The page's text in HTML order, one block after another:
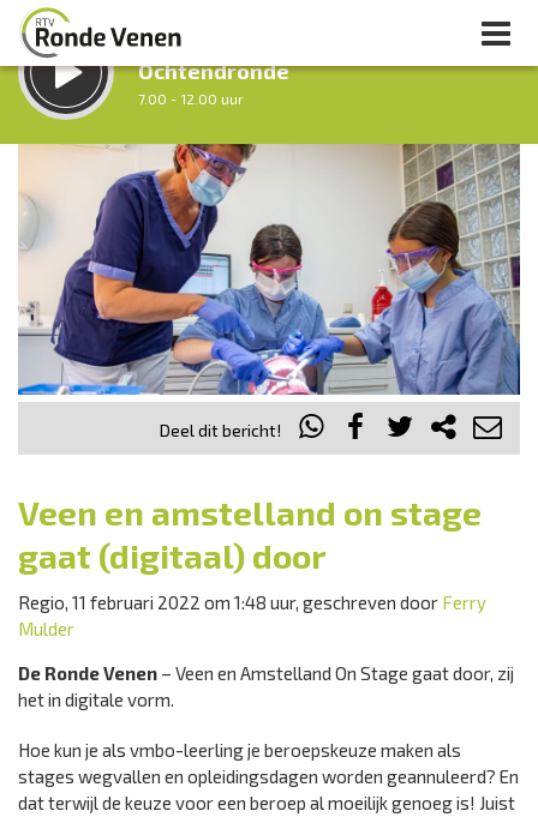
LUISTER LIVE:
Ochtendronde
7.00 - 12.00 uur
STRAKS:
Tussen Twaalf en Twee
12.00 - 14.00 uur
uur 1 van 0 Volgend uur
Inklappen
Deel dit bericht!
Veen en amstelland on stage
gaat (digitaal) door
Regio, 11 februari 2022 om 1:48 uur, geschreven door Ferry
Mulder
De Ronde Venen – Veen en Amstelland On Stage gaat door, zij
het in digitale vorm.
Hoe kun je als vmbo-leerling je beroepskeuze maken als
stages wegvallen en opleidingsdagen worden geannuleerd? En
dat terwijl de keuze voor een beroep al moeilijk genoeg is! Juist